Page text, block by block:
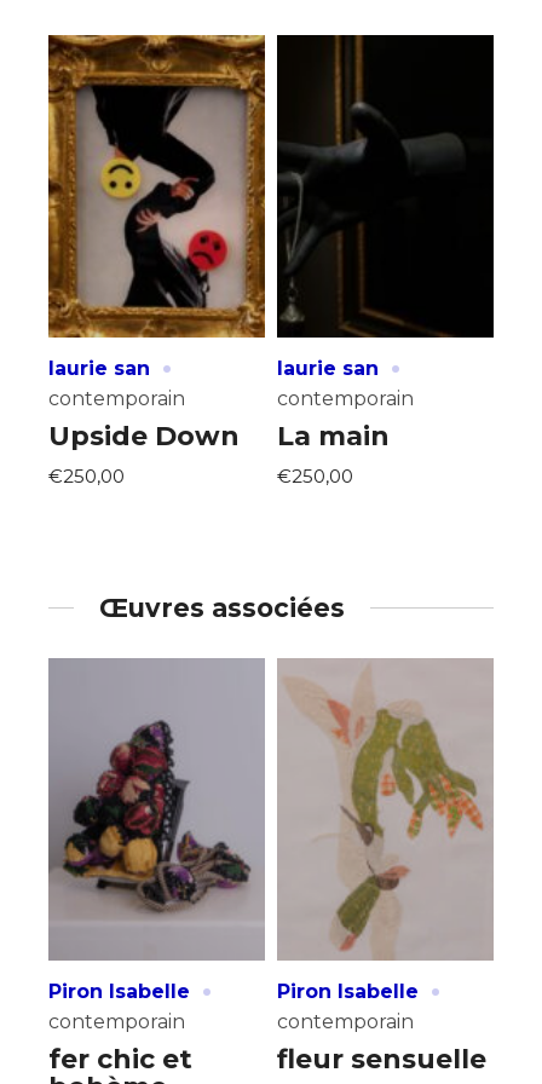
laurie san ·
contemporain
Upside Down
€250,00
laurie san ·
contemporain
La main
€250,00
Œuvres associées
Piron Isabelle ·
contemporain
fer chic et
Piron Isabelle ·
contemporain
fleur sensuelle